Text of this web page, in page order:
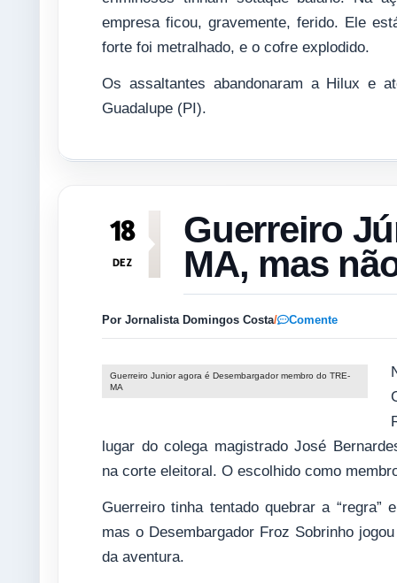
empresa ficou, gravemente, ferido. Ele
forte foi metralhado, e o cofre explodido.
Os assaltantes abandonaram a Hilux e
Guadalupe (PI).
18
DEZ
Guerreiro
MA, mas
Por Jornalista Domingos Costa/ Comente
Guerreiro Junior agora é Desembargador membro do TRE-
MA
lugar do colega magistrado José
na corte eleitoral. O escolhido como
Guerreiro tinha tentado quebrar a “regra”
mas o Desembargador Froz Sobrinho
da aventura.